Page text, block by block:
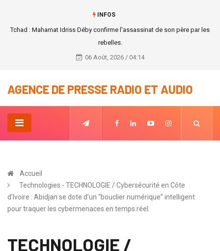
INFOS
Tchad : Mahamat Idriss Déby confirme l'assassinat de son père par les
rebelles.
06 Août, 2026 / 04:14
AGENCE DE PRESSE RADIO ET AUDIO
Accueil
Technologies - TECHNOLOGIE / Cybersécurité en Côte
d’Ivoire : Abidjan se dote d’un “bouclier numérique” intelligent
pour traquer les cybermenaces en temps réel.
TECHNOLOGIE /